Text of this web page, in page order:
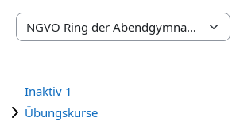
Kursbereiche
Inaktiv 1
Übungskurse